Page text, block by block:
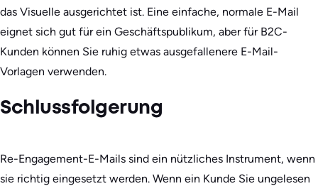
das Visuelle ausgerichtet ist. Eine einfache, normale E-Mail
eignet sich gut für ein Geschäftspublikum, aber für B2C-
Kunden können Sie ruhig etwas ausgefallenere E-Mail-
Vorlagen verwenden.
Schlussfolgerung
Re-Engagement-E-Mails sind ein nützliches Instrument, wenn
sie richtig eingesetzt werden. Wenn ein Kunde Sie ungelesen